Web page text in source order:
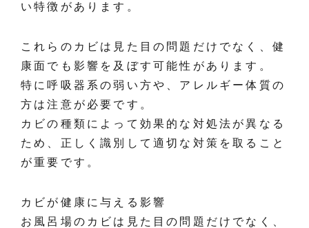
い特徴があります。
これらのカビは見た目の問題だけでなく、健
康面でも影響を及ぼす可能性があります。
特に呼吸器系の弱い方や、アレルギー体質の
方は注意が必要です。
カビの種類によって効果的な対処法が異なる
ため、正しく識別して適切な対策を取ること
が重要です。
カビが健康に与える影響
お風呂場のカビは見た目の問題だけでなく、